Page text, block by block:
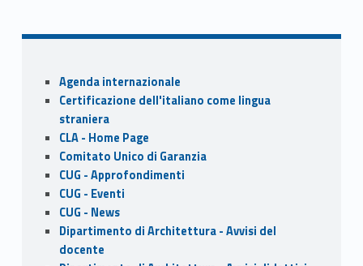
b
o
o
k
d
o
n
l e
Sidebar
Agenda internazionale
Certificazione dell'italiano come lingua
straniera
CLA - Home Page
Comitato Unico di Garanzia
CUG - Approfondimenti
CUG - Eventi
CUG - News
Dipartimento di Architettura - Avvisi del
docente